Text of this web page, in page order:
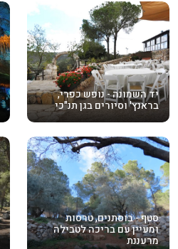
יד השמונה - נופש כפרי,
בראנץ' וסיורים בגן תנ"כי
סטף - בוסתנים, טרסות
ומעיין עם בריכה לטבילה
מרעננת